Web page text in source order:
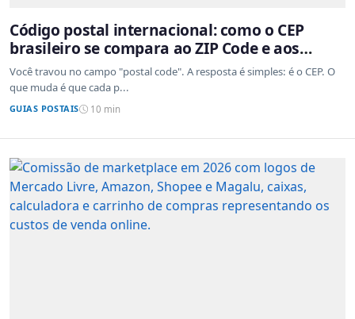
Código postal internacional: como o CEP
brasileiro se compara ao ZIP Code e aos
sistemas de outros países
Você travou no campo "postal code". A resposta é simples: é o CEP. O
que muda é que cada p...
GUIAS POSTAIS 10 min